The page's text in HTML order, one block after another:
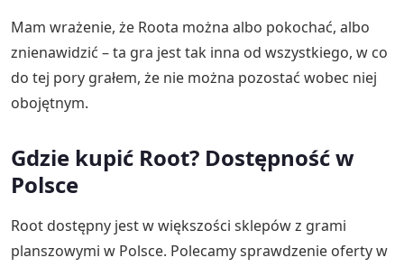
Mam wrażenie, że Roota można albo pokochać, albo
znienawidzić – ta gra jest tak inna od wszystkiego, w co
do tej pory grałem, że nie można pozostać wobec niej
obojętnym.
Gdzie kupić Root? Dostępność w
Polsce
Root dostępny jest w większości sklepów z grami
planszowymi w Polsce. Polecamy sprawdzenie oferty w